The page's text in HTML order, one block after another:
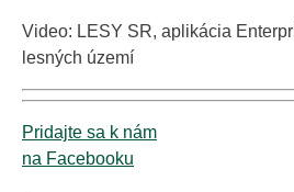
Video: LESY SR, aplikácia
lesných území
Pridajte sa k nám
na Facebooku